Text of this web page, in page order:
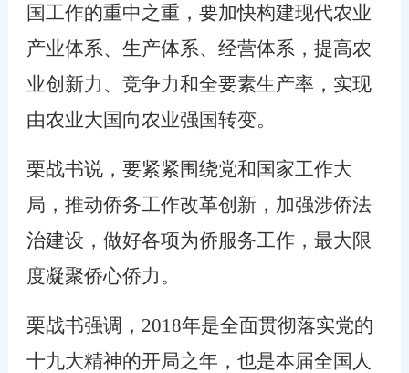
国工作的重中之重，要加快构建现代农业
产业体系、生产体系、经营体系，提高农
业创新力、竞争力和全要素生产率，实现
由农业大国向农业强国转变。
栗战书说，要紧紧围绕党和国家工作大
局，推动侨务工作改革创新，加强涉侨法
治建设，做好各项为侨服务工作，最大限
度凝聚侨心侨力。
栗战书强调， 2018年是全面贯彻落实党的
十九大精神的开局之年，也是本届全国人